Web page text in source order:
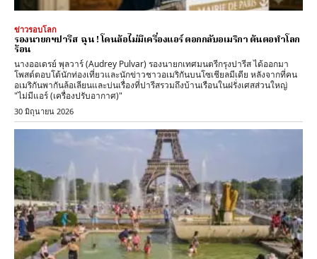
ข่าวรอบโลก
รองนายกฯปารีส ฉุน ! โดนล้อไม่มีเครื่องแอร์ ตอกกลับอเมริกา ต้นตอทำโลก
ร้อน
นางออเดรย์ พุลวาร์ (Audrey Pulvar) รองนายกเทศมนตรีกรุงปารีส ได้ออกมา
โพสต์ตอบโต้นักท่องเที่ยวและนักข่าวชาวอเมริกันบนโซเชียลมีเดีย หลังจากที่คน
อเมริกันพากันล้อเลียนและบ่นเรื่องที่ปารีสรวมถึงบ้านเรือนในฝรั่งเศสส่วนใหญ่
"ไม่มีแอร์ (เครื่องปรับอากาศ)"
30 มิถุนายน 2026